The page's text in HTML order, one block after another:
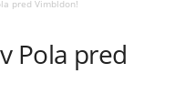
pred Vimbldon!
Pola pred